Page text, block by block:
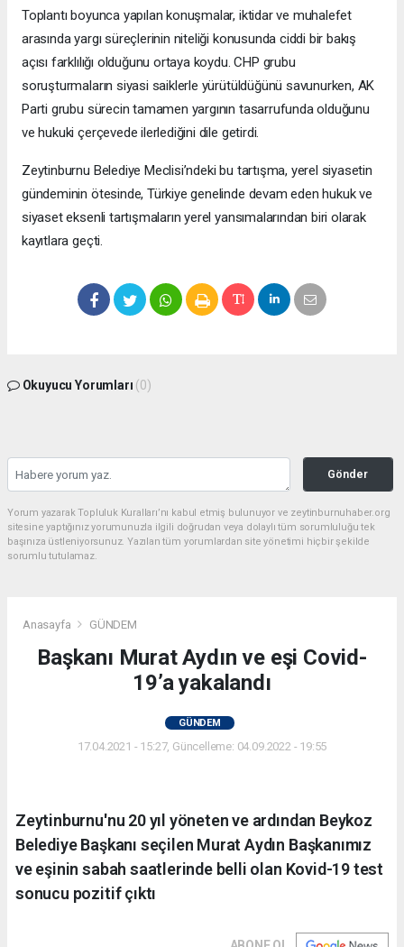
Toplantı boyunca yapılan konuşmalar, iktidar ve muhalefet
arasında yargı süreçlerinin niteliği konusunda ciddi bir bakış
açısı farklılığı olduğunu ortaya koydu. CHP grubu
soruşturmaların siyasi saiklerle yürütüldüğünü savunurken, AK
Parti grubu sürecin tamamen yargının tasarrufunda olduğunu
ve hukuki çerçevede ilerlediğini dile getirdi.
Zeytinburnu Belediye Meclisi’ndeki bu tartışma, yerel siyasetin
gündeminin ötesinde, Türkiye genelinde devam eden hukuk ve
siyaset eksenli tartışmaların yerel yansımalarından biri olarak
kayıtlara geçti.
Okuyucu Yorumları (0)
Gönder
Yorum yazarak Topluluk Kuralları’nı kabul etmiş bulunuyor ve zeytinburnuhaber.org
sitesine yaptığınız yorumunuzla ilgili doğrudan veya dolaylı tüm sorumluluğu tek
başınıza üstleniyorsunuz. Yazılan tüm yorumlardan site yönetimi hiçbir şekilde
sorumlu tutulamaz.
Anasayfa GÜNDEM
Başkanı Murat Aydın ve eşi Covid-
19’a yakalandı
GÜNDEM
17.04.2021 - 15:27, Güncelleme: 04.09.2022 - 19:55
Zeytinburnu'nu 20 yıl yöneten ve ardından Beykoz
Belediye Başkanı seçilen Murat Aydın Başkanımız
ve eşinin sabah saatlerinde belli olan Kovid-19 test
sonucu pozitif çıktı